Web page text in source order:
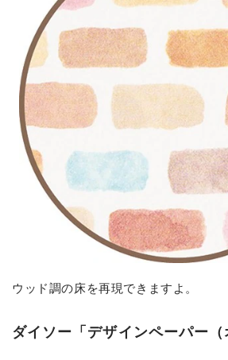
ウッド調の床を再現できますよ。
ダイソー「デザインペーパー（